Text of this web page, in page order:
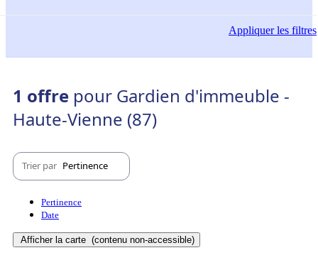
Appliquerles filtres
1 offre pour Gardien d'immeuble -
Haute-Vienne (87)
Trier par Pertinence
Pertinence
Date
Afficher la carte (contenu non-accessible)